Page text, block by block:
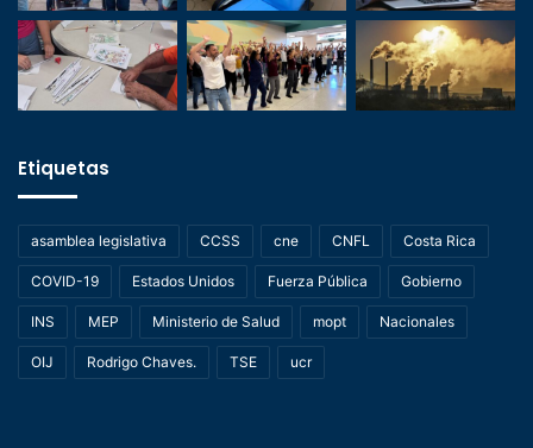
Etiquetas
asamblea legislativa CCSS cne CNFL Costa Rica
COVID-19 Estados Unidos Fuerza Pública Gobierno
INS MEP Ministerio de Salud mopt Nacionales
OIJ Rodrigo Chaves. TSE ucr